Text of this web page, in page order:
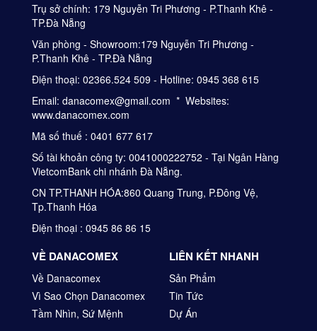
Trụ sở chính: 179 Nguyễn Tri Phương - P.Thanh Khê -
TP.Đà Nẵng
Văn phòng - Showroom:179 Nguyễn Tri Phương -
P.Thanh Khê - TP.Đà Nẵng
Điện thoại: 02366.524 509 - Hotline: 0945 368 615
Email: danacomex@gmail.com * Websites:
www.danacomex.com
Mã số thuế : 0401 677 617
Số tài khoản công ty: 0041000222752 - Tại Ngân Hàng
VietcomBank chi nhánh Đà Nẵng.
CN TP.THANH HÓA:860 Quang Trung, P.Đông Vệ,
Tp.Thanh Hóa
Điện thoại : 0945 86 86 15
VỀ DANACOMEX
Về Danacomex
Vì Sao Chọn Danacomex
Tầm Nhìn, Sứ Mệnh
LIÊN KẾT NHANH
Sản Phẩm
Tin Tức
Dự Án